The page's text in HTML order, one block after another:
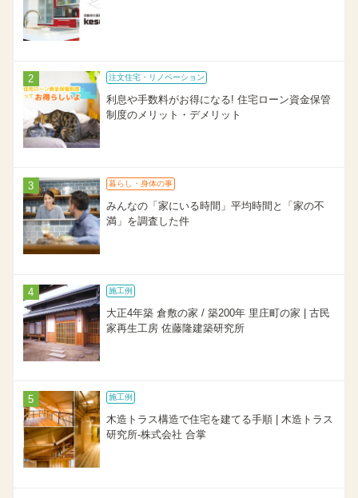
注文住宅・リノベーション
利息や手数料がお得になる! 住宅ローン資金保管
制度のメリット・デメリット
暮らし・身体の事
みんなの「家にいる時間」平均時間と「家の不
満」を調査した件
施工例
大正4年築 倉敷の家 / 築200年 里庄町の家 | 古民
家再生工房 佐藤隆建築研究所
施工例
木造トラス構造で住宅を建てる手順 | 木造トラス
研究所-株式会社 合掌